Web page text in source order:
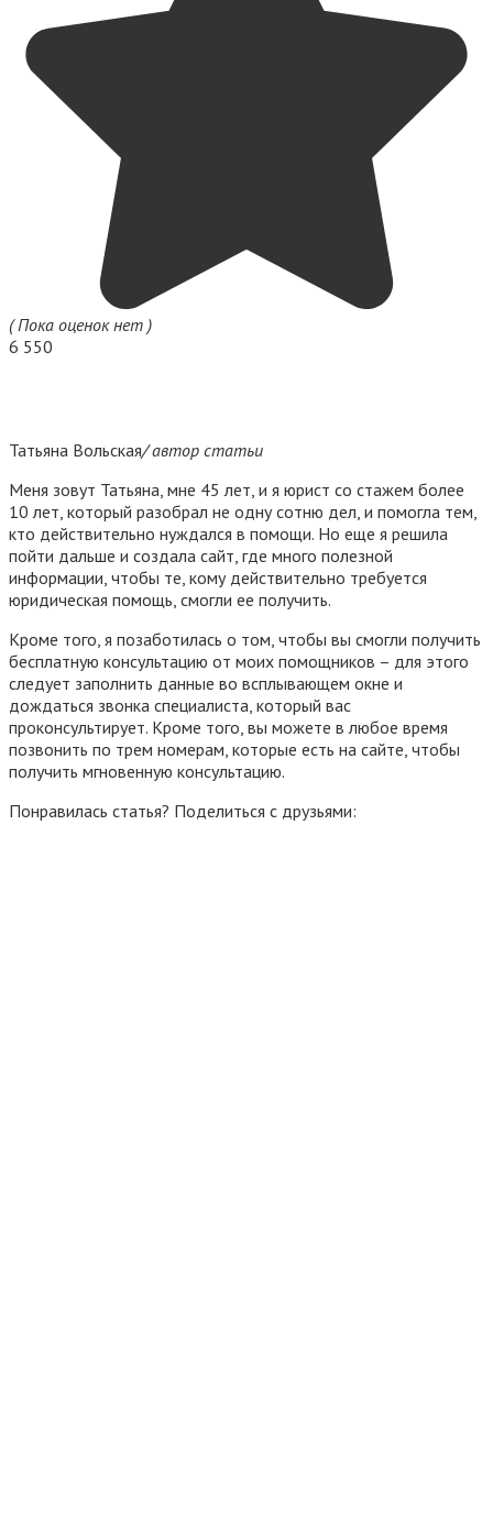
( Пока оценок нет )
6 550
Татьяна Вольская/ автор статьи
Меня зовут Татьяна, мне 45 лет, и я юрист со стажем более
10 лет, который разобрал не одну сотню дел, и помогла тем,
кто действительно нуждался в помощи. Но еще я решила
пойти дальше и создала сайт, где много полезной
информации, чтобы те, кому действительно требуется
юридическая помощь, смогли ее получить.
Кроме того, я позаботилась о том, чтобы вы смогли получить
бесплатную консультацию от моих помощников – для этого
следует заполнить данные во всплывающем окне и
дождаться звонка специалиста, который вас
проконсультирует. Кроме того, вы можете в любое время
позвонить по трем номерам, которые есть на сайте, чтобы
получить мгновенную консультацию.
Понравилась статья? Поделиться с друзьями: